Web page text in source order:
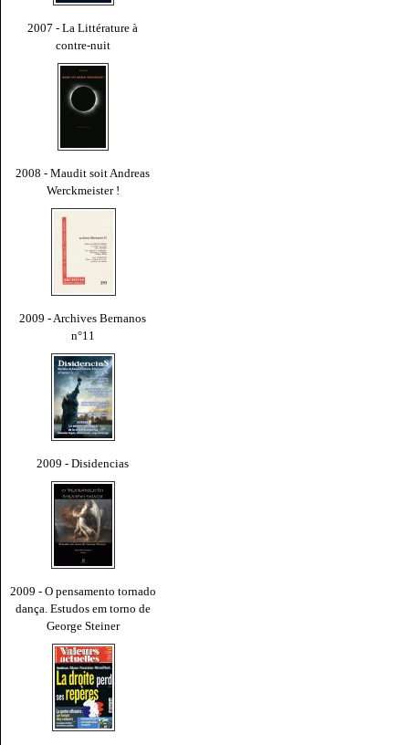
2007 - La Littérature à
contre-nuit
2008 - Maudit soit Andreas
Werckmeister !
2009 - Archives Bernanos
n°11
2009 - Disidencias
2009 - O pensamento tornado
dança. Estudos em torno de
George Steiner